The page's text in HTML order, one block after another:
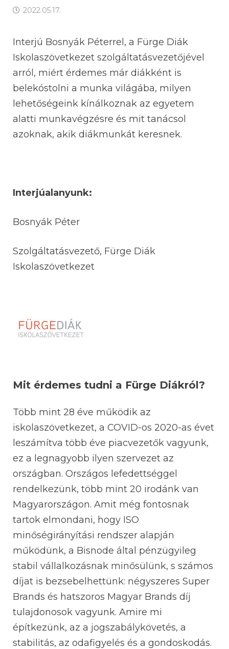
2022.05.17.
Interjú Bosnyák Péterrel, a Fürge Diák
Iskolaszövetkezet szolgáltatásvezetőjével
arról, miért érdemes már diákként is
belekóstolni a munka világába, milyen
lehetőségeink kínálkoznak az egyetem
alatti munkavégzésre és mit tanácsol
azoknak, akik diákmunkát keresnek.
Interjúalanyunk:
Bosnyák Péter
Szolgáltatásvezető, Fürge Diák
Iskolaszövetkezet
Mit érdemes tudni a Fürge Diákról?
Több mint 28 éve működik az
iskolaszövetkezet, a COVID-os 2020-as évet
leszámítva több éve piacvezetők vagyunk,
ez a legnagyobb ilyen szervezet az
országban. Országos lefedettséggel
rendelkezünk, több mint 20 irodánk van
Magyarországon. Amit még fontosnak
tartok elmondani, hogy ISO
minőségirányítási rendszer alapján
működünk, a Bisnode által pénzügyileg
stabil vállalkozásnak minősülünk, s számos
díjat is bezsebelhettünk: négyszeres Super
Brands és hatszoros Magyar Brands díj
tulajdonosok vagyunk. Amire mi
építkezünk, az a jogszabálykövetés, a
stabilitás, az odafigyelés és a gondoskodás.